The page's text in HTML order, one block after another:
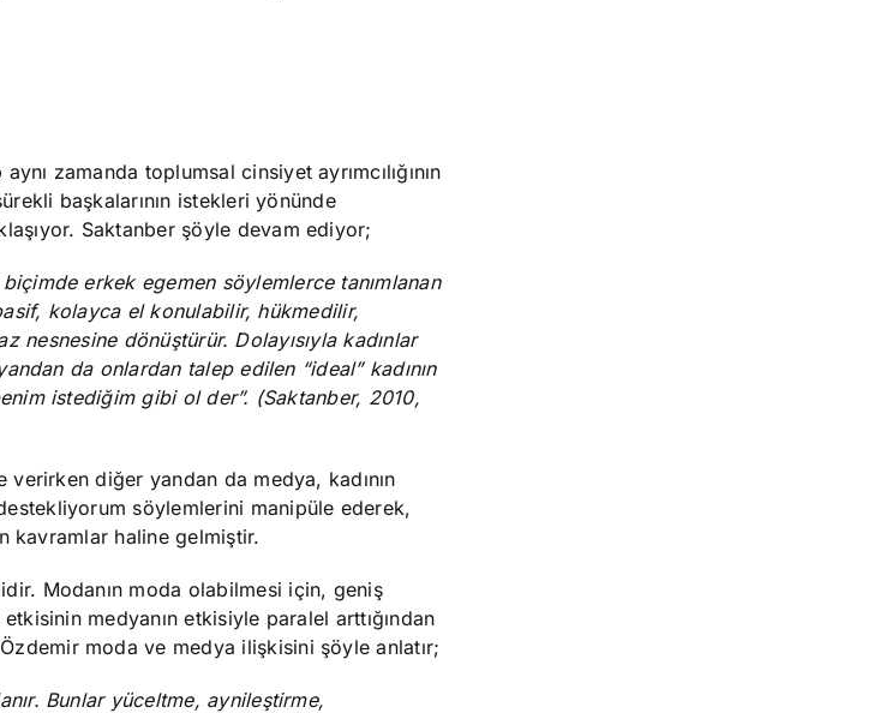
zamanda toplumsal cinsiyet ayrımcılığının
başkalarının istekleri yönünde
Saktanber şöyle devam ediyor;
erkek egemen söylemlerce tanımlanan
kolayca el konulabilir, hükmedilir,
nesnesine dönüştürür. Dolayısıyla kadınlar
da onlardan talep edilen “ideal” kadının
istediğim gibi ol der”. (Saktanber, 2010,
verirken diğer yandan da medya, kadının
söylemlerini manipüle ederek,
kavramlar haline gelmiştir.
Modanın moda olabilmesi için, geniş
medyanın etkisiyle paralel arttığından
moda ve medya ilişkisini şöyle anlatır;
Bunlar yüceltme, aynileştirme,